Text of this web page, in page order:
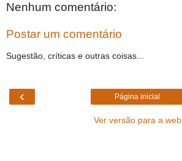
Nenhum comentário:
Postar um comentário
Sugestão, críticas e outras coisas...
‹ Página inicial
Ver versão para a web